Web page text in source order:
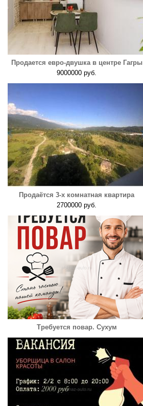
Продается евро-двушка в центре Гагры
9000000 руб.
Продаётся 3-х комнатная квартира
2700000 руб.
Требуется повар. Сухум